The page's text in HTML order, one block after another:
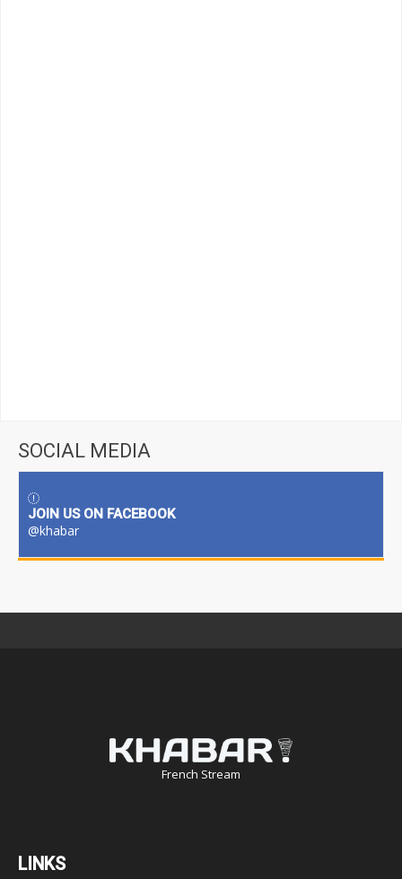
SOCIAL MEDIA
JOIN US ON FACEBOOK
@khabar
French Stream
LINKS